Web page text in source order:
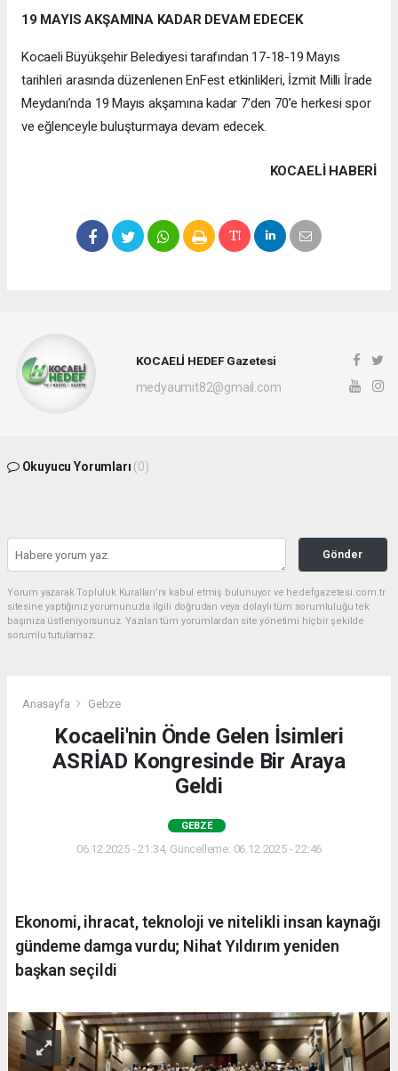
19 MAYIS AKŞAMINA KADAR DEVAM EDECEK
Kocaeli Büyükşehir Belediyesi tarafından 17-18-19 Mayıs
tarihleri arasında düzenlenen EnFest etkinlikleri, İzmit Milli İrade
Meydanı’nda 19 Mayıs akşamına kadar 7’den 70’e herkesi spor
ve eğlenceyle buluşturmaya devam edecek.
KOCAELI HABERİ
KOCAELİ HEDEF Gazetesi
medyaumit82@gmail.com
Okuyucu Yorumları (0)
Gönder
Yorum yazarak Topluluk Kuralları’nı kabul etmiş bulunuyor ve hedefgazetesi.com.tr
sitesine yaptığınız yorumunuzla ilgili doğrudan veya dolaylı tüm sorumluluğu tek
başınıza üstleniyorsunuz. Yazılan tüm yorumlardan site yönetimi hiçbir şekilde
sorumlu tutulamaz.
Anasayfa Gebze
Kocaeli'nin Önde Gelen İsimleri
ASRİAD Kongresinde Bir Araya
Geldi
GEBZE
06.12.2025 - 21:34, Güncelleme: 06.12.2025 - 22:46
Ekonomi, ihracat, teknoloji ve nitelikli insan kaynağı
gündeme damga vurdu; Nihat Yıldırım yeniden
başkan seçildi